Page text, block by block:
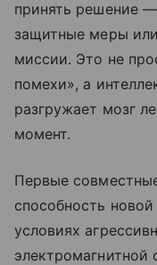
принять решение
защитные меры
миссии. Это не
помехи», а
разгружает мозг
момент.
Первые
способность
условиях
электромагнитной